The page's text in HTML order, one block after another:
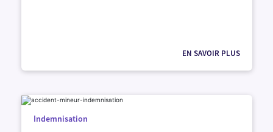
EN SAVOIR PLUS
Indemnisation